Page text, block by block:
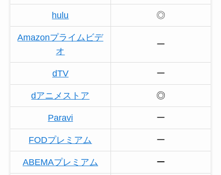
hulu ◎
Amazonプライムビデ
オ
ー
dTV ー
dアニメストア ◎
Paravi ー
FODプレミアム ー
ABEMAプレミアム ー